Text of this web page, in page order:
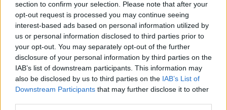
section to confirm your selection. Please note that after your
opt-out request is processed you may continue seeing
interest-based ads based on personal information utilized by
us or personal information disclosed to third parties prior to
your opt-out. You may separately opt-out of the further
disclosure of your personal information by third parties on the
IAB’s list of downstream participants. This information may
also be disclosed by us to third parties on the IAB’s List of
Downstream Participants that may further disclose it to other
παρουσία αποδεικνύει ότι και σήμερα, σε
αυτή τη Βουλή, υπάρχουν γενιτσαρικά
τάγματα», είπε. Παράλληλα, ο Ανδρουλάκης
απέρριψε τις αιτιάσεις της κυβέρνησης
πολιτικής ανακολουθίαςτου ΠΑΣΟΚ,
τονίζοντας ότι η πρόταση δυσπιστίας
κατατέθηκε ως «ο μόνος θεσμικός δρόμος»
που διαθέτει η αντιπολίτευση για να ζητήσει